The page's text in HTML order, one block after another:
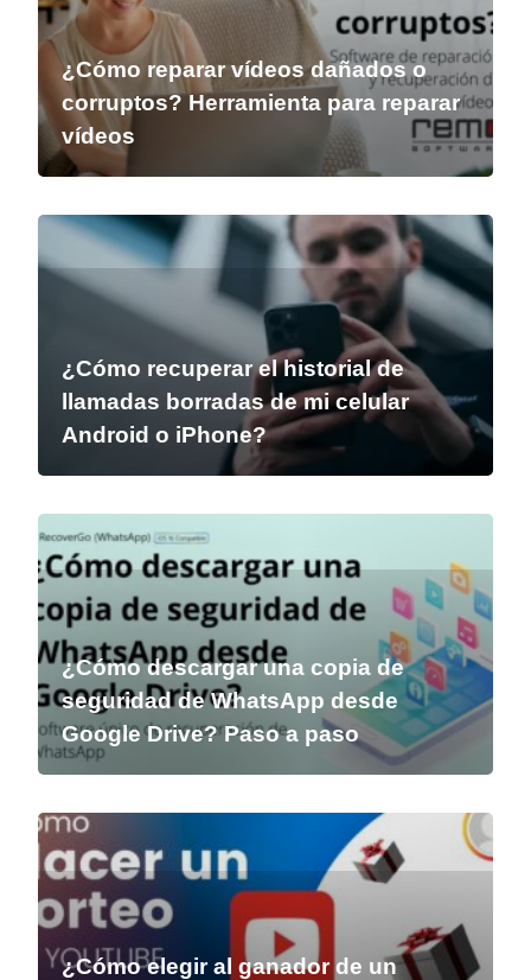
¿Cómo reparar vídeos dañados o
corruptos? Herramienta para reparar
vídeos
¿Cómo recuperar el historial de
llamadas borradas de mi celular
Android o iPhone?
¿Cómo descargar una copia de
seguridad de WhatsApp desde
Google Drive? Paso a paso
¿Cómo elegir al ganador de un